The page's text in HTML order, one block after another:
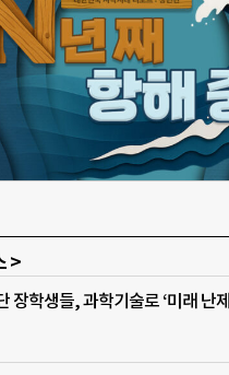
>
장학생들, 과학기술로 ‘미래 난